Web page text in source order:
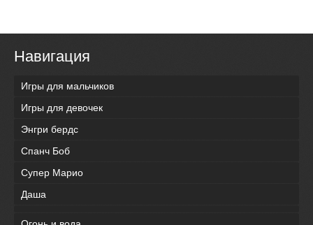
Навигация
Игры для мальчиков
Игры для девочек
Энгри бердс
Спанч Боб
Супер Марио
Даша